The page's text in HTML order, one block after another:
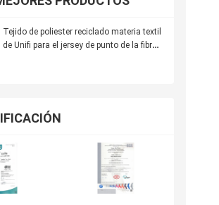
Tejido de poliester reciclado materia textil
de Unifi para el jersey de punto de la fibra